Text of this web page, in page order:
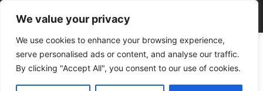
We value your privacy
We use cookies to enhance your browsing experience,
serve personalised ads or content, and analyse our traffic.
By clicking "Accept All", you consent to our use of cookies.
Home CELEBRITIES
Νταμιάνο Ντάβιντ: Έκανε πρόταση γάμου στην
σύντροφό του – Οι φωτογραφίες με...